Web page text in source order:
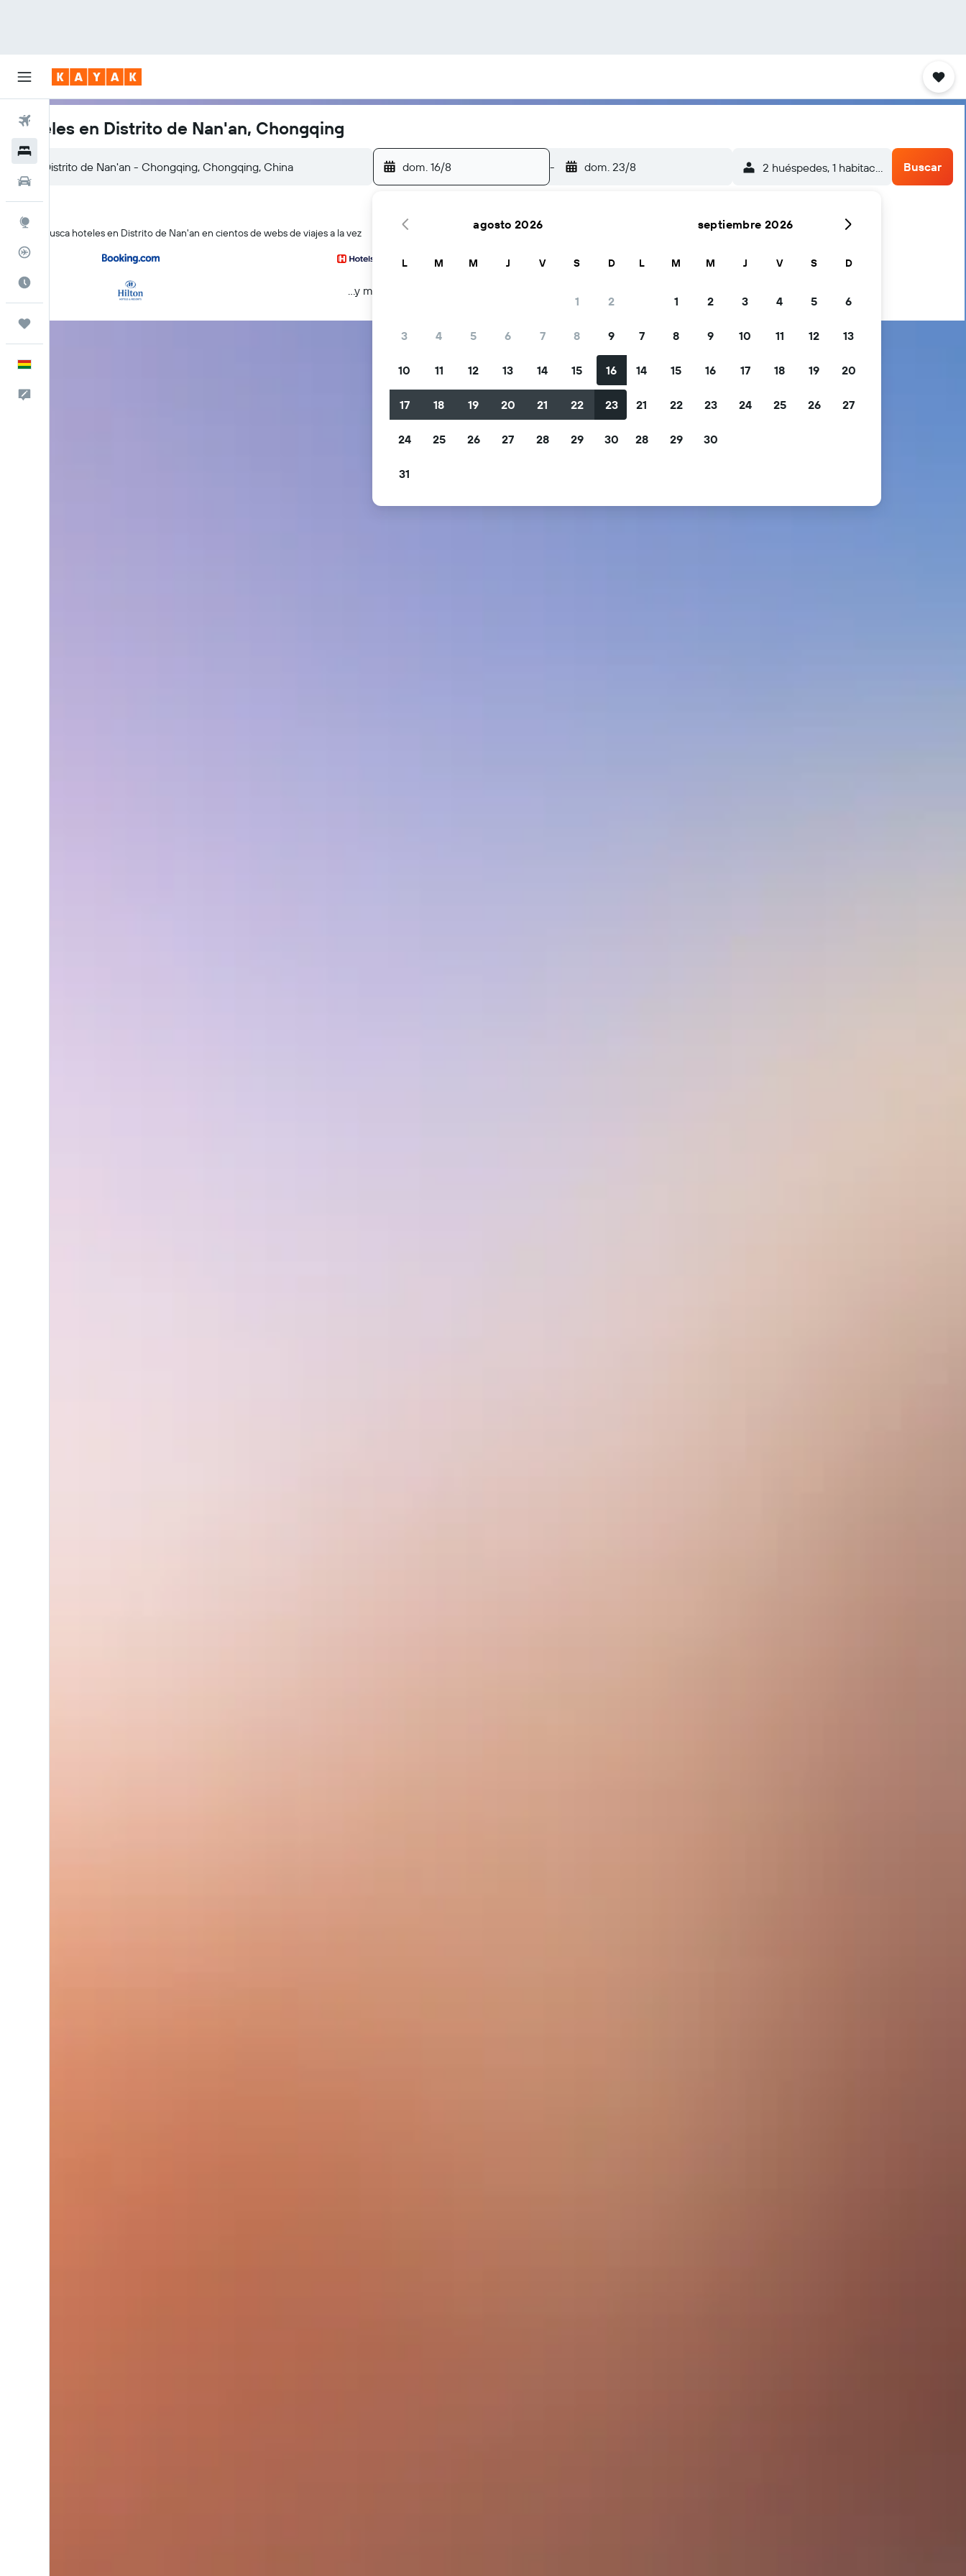
Vuelos
Trips
Hoteles en Distrito de Nan'an, Chongqing
dom. 16/8 - dom. 23/8 2 huéspedes, 1 habitación Buscar
KAYAK busca hoteles en Distrito de Nan'an en cientos de webs de viajes a la vez
...y más
agosto 2026
L M M J V S D
1 2
3 4 5 6 7 8 9
10 11 12 13 14 15 16
17 18 19 20 21 22 23
24 25 26 27 28 29 30
31
septiembre 2026
L M M J V S D
1 2 3 4 5 6
7 8 9 10 11 12 13
14 15 16 17 18 19 20
21 22 23 24 25 26 27
28 29 30